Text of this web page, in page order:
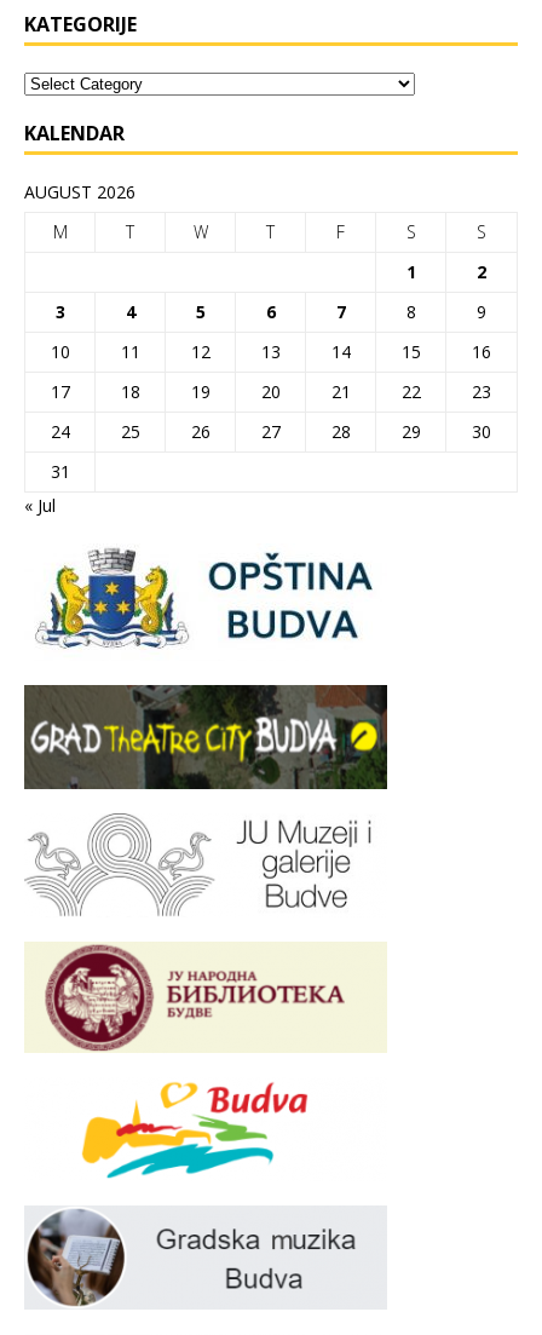
KATEGORIJE
KALENDAR
AUGUST 2026
M
T W T F S
S
1
2
3
4 5 6 7 8
9
10
11 12 13 14 15
16
17
18 19 20 21 22
23
24
25 26 27 28 29
30
31
« Jul